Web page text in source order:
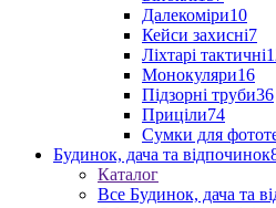
Далекоміри10
Кейси захисні7
Ліхтарі тактичні
Монокуляри16
Підзорні труби36
Приціли74
Сумки для
Будинок, дача та відпочинок
Каталог
Все Будинок, дача та